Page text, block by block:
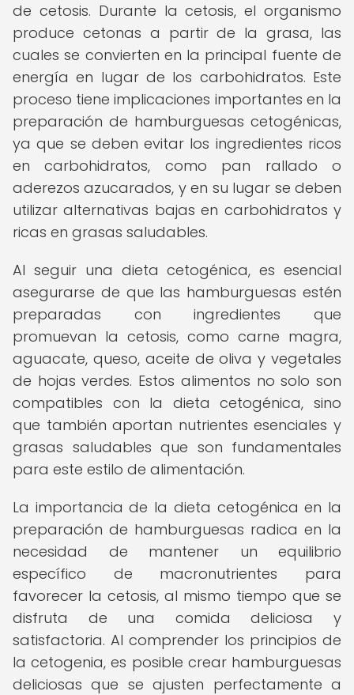
de cetosis. Durante la cetosis, el organismo
produce cetonas a partir de la grasa, las
cuales se convierten en la principal fuente de
energía en lugar de los carbohidratos. Este
proceso tiene implicaciones importantes en la
preparación de hamburguesas cetogénicas,
ya que se deben evitar los ingredientes ricos
en carbohidratos, como pan rallado o
aderezos azucarados, y en su lugar se deben
utilizar alternativas bajas en carbohidratos y
ricas en grasas saludables.
Al seguir una dieta cetogénica, es esencial
asegurarse de que las hamburguesas estén
preparadas con ingredientes que
promuevan la cetosis, como carne magra,
aguacate, queso, aceite de oliva y vegetales
de hojas verdes. Estos alimentos no solo son
compatibles con la dieta cetogénica, sino
que también aportan nutrientes esenciales y
grasas saludables que son fundamentales
para este estilo de alimentación.
La importancia de la dieta cetogénica en la
preparación de hamburguesas radica en la
necesidad de mantener un equilibrio
específico de macronutrientes para
favorecer la cetosis, al mismo tiempo que se
disfruta de una comida deliciosa y
satisfactoria. Al comprender los principios de
la cetogenia, es posible crear hamburguesas
deliciosas que se ajusten perfectamente a